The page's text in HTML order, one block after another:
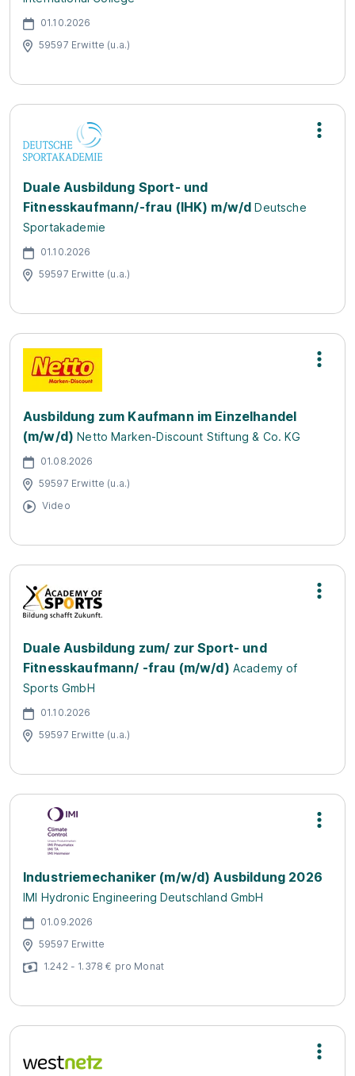
01.10.2026
59597 Erwitte (u.a.)
Duale Ausbildung Sport- und
Fitnesskaufmann/-frau (IHK) m/w/d Deutsche
Sportakademie
01.10.2026
59597 Erwitte (u.a.)
Ausbildung zum Kaufmann im Einzelhandel
(m/w/d) Netto Marken-Discount Stiftung & Co. KG
01.08.2026
59597 Erwitte (u.a.)
Video
Duale Ausbildung zum/ zur Sport- und
Fitnesskaufmann/ -frau (m/w/d) Academy of
Sports GmbH
01.10.2026
59597 Erwitte (u.a.)
Industriemechaniker (m/w/d) Ausbildung 2026
IMI Hydronic Engineering Deutschland GmbH
01.09.2026
59597 Erwitte
1.242 - 1.378 € pro Monat